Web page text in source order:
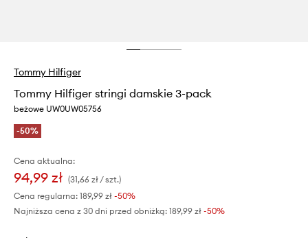
Tommy Hilfiger
Tommy Hilfiger stringi damskie 3-pack
beżowe UW0UW05756
-50%
Cena aktualna:
94,99 zł (31,66 zł / szt.)
Cena regularna: 189,99 zł -50%
Najniższa cena z 30 dni przed obniżką: 189,99 zł -50%